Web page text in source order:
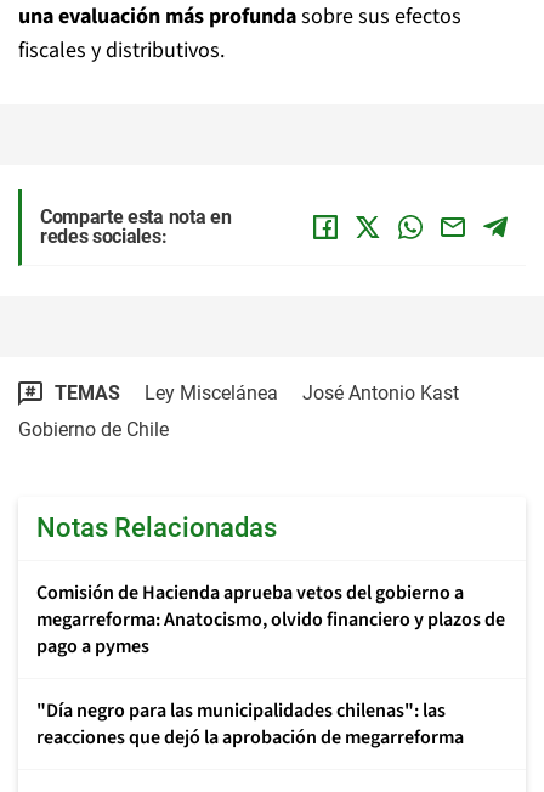
una evaluación más profundasobre sus efectos
fiscales y distributivos.
Comparte esta nota en
redes sociales:
TEMAS Ley Miscelánea
José Antonio Kast
Gobierno de Chile
Notas Relacionadas
Comisión de Hacienda aprueba vetos del gobierno a
megarreforma: Anatocismo, olvido financiero y plazos de
pago a pymes
"Día negro para las municipalidades chilenas": las
reacciones que dejó la aprobación de megarreforma